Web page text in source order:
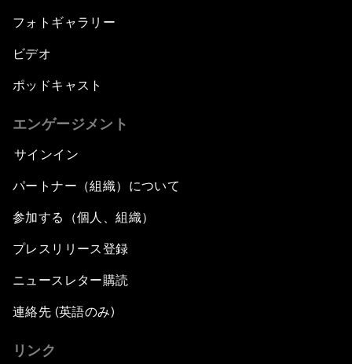
フォトギャラリー
ビデオ
ポッドキャスト
エンゲージメント
サインイン
パートナー（組織）について
参加する（個人、組織）
プレスリリース登録
ニュースレター購読
連絡先 (英語のみ)
リンク